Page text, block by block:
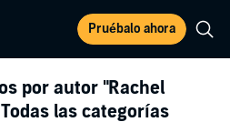
Pruébalo ahora
por autor "Rachel
las categorías